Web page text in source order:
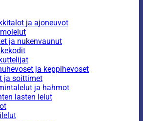
ja ajoneuvot
ja nukenvaunut
ja keppihevoset
ja soittimet
ja hahmot
lasten lelut